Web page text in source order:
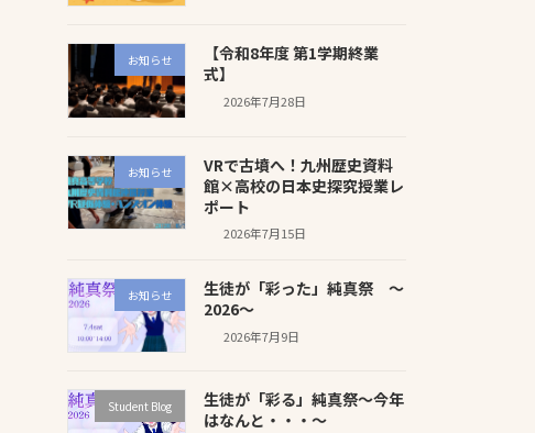
お知らせ
【令和8年度 第1学期終業
式】
2026年7月28日
お知らせ
VRで古墳へ！九州歴史資料
館×高校の日本史探究授業レ
ポート
2026年7月15日
お知らせ
生徒が「彩った」純真祭 ～
2026～
2026年7月9日
Student Blog
生徒が「彩る」純真祭～今年
はなんと・・・～